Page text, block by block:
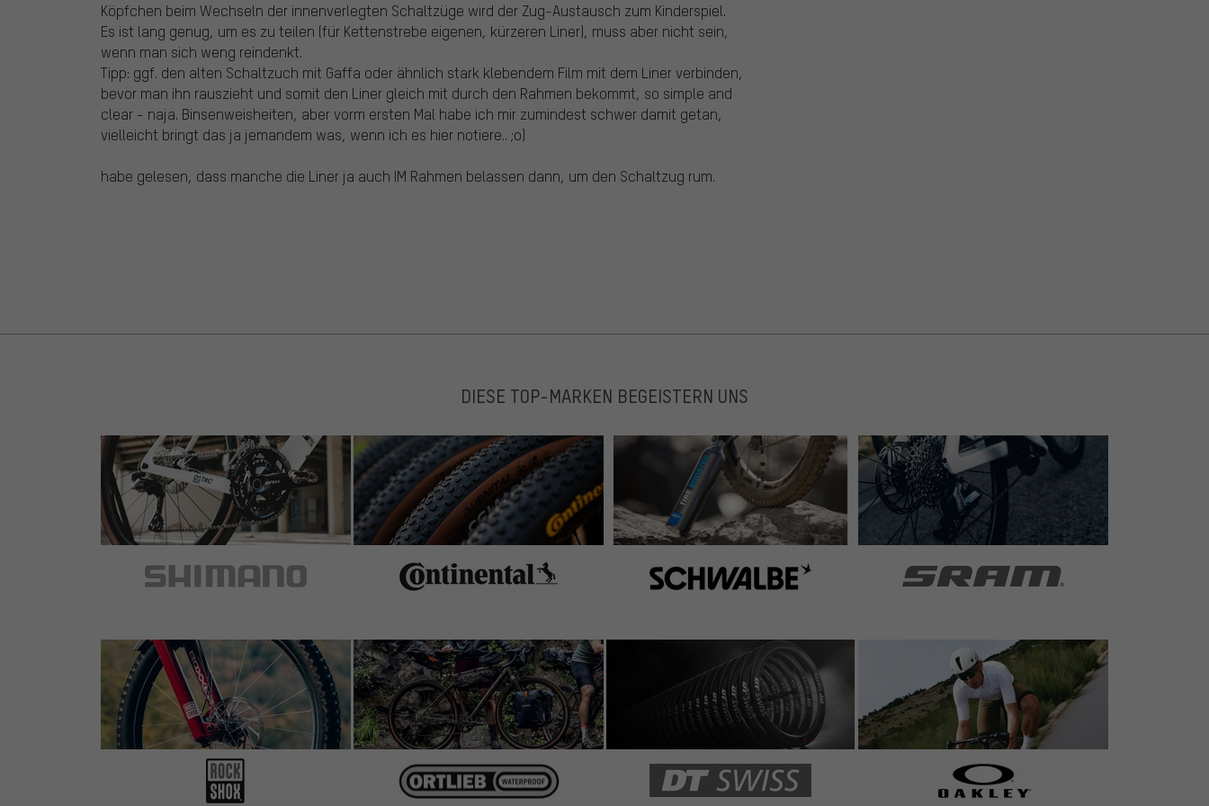
Köpfchen beim Wechseln der innenverlegten Schaltzüge wird der Zug-Austausch zum Kinderspiel.
Es ist lang genug, um es zu teilen (für Kettenstrebe eigenen, kürzeren Liner), muss aber nicht sein,
wenn man sich weng reindenkt.
Tipp: ggf. den alten Schaltzuch mit Gaffa oder ähnlich stark klebendem Film mit dem Liner verbinden,
bevor man ihn rauszieht und somit den Liner gleich mit durch den Rahmen bekommt, so simple and
clear - naja. Binsenweisheiten, aber vorm ersten Mal habe ich mir zumindest schwer damit getan,
vielleicht bringt das ja jemandem was, wenn ich es hier notiere.. ;o)
habe gelesen, dass manche die Liner ja auch IM Rahmen belassen dann, um den Schaltzug rum.
DIESE TOP-MARKEN BEGEISTERN UNS